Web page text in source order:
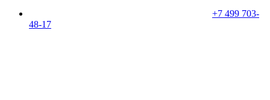
+7 499 703-
48-17